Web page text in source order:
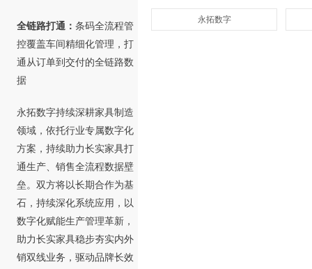
全链路打通： 条码全流程管
控覆盖车间精细化管理，打
通从订单到交付的全链路数
据
永拓数字持续深耕家具制造
领域，依托行业专属数字化
方案，持续助力长实家具打
通生产、销售全流程数据壁
垒。双方将以长期合作为基
石，持续深化系统应用，以
数字化赋能生产管理革新，
助力长实家具稳步夯实内外
销双线业务，驱动品牌长效
永拓数字